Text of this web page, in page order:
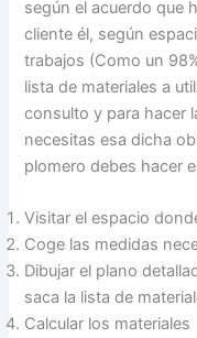
según el acuerdo que
cliente él, según
trabajos (Como un
lista de materiales a
consulto y para hacer
necesitas esa dicha
plomero debes hacer
Visitar el espacio
Coge las medidas
Dibujar el plano
saca la lista de
Calcular los materiales